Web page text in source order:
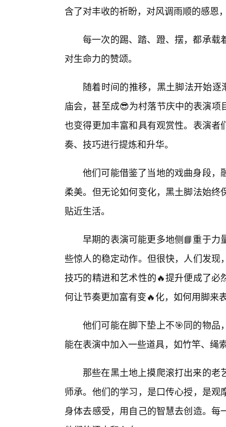
含了对丰收的祈盼，对风调雨顺的感恩
每一次的踢、踏、蹬、摆，都承载
对生命力的赞颂。
随着时间的推移，黑土脚法开始
庙会，甚至成😎为村落节庆中的表演
也变得更加丰富和具有观赏性。表演
奏、技巧进行提炼和升华。
他们可能借鉴了当地的戏曲身段，
柔美。但无论如何变化，黑土脚法始
贴近生活。
早期的表演可能更多地侧📘重于力
些惊人的稳定动作。但很快，人们发
技巧的精进和艺术性的🔥提升便成了
何让节奏更加富有变🔥化，如何用脚来
他们可能在脚下垫上不🎯同的物品
能在表演中加入一些道具，如竹竿、绳
那些在黑土地上摸爬滚打出来的
师承。他们的学习，是口传心授，是
身体去感受，用自己的智慧去创造。